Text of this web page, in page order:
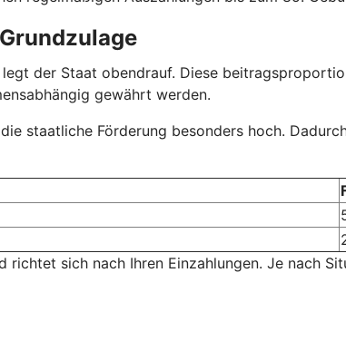
der Staat obendrauf. Diese
gewährt werden.
staatliche Förderung besonders hoch.
richtet sich nach Ihren Einzahlungen. Je nach